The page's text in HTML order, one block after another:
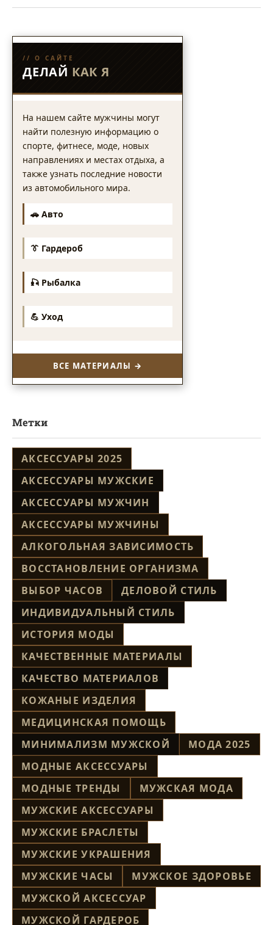
// О САЙТЕ
ДЕЛАЙ КАК Я
На нашем сайте мужчины могут
найти полезную информацию о
спорте, фитнесе, моде, новых
направлениях и местах отдыха, а
также узнать последние новости
из автомобильного мира.
🚗 Авто
👔 Гардероб
🎣 Рыбалка
💪 Уход
ВСЕ МАТЕРИАЛЫ →
Метки
АКСЕССУАРЫ 2025
АКСЕССУАРЫ МУЖСКИЕ
АКСЕССУАРЫ МУЖЧИН
АКСЕССУАРЫ МУЖЧИНЫ
АЛКОГОЛЬНАЯ ЗАВИСИМОСТЬ
ВОССТАНОВЛЕНИЕ ОРГАНИЗМА
ВЫБОР ЧАСОВ
ДЕЛОВОЙ СТИЛЬ
ИНДИВИДУАЛЬНЫЙ СТИЛЬ
ИСТОРИЯ МОДЫ
КАЧЕСТВЕННЫЕ МАТЕРИАЛЫ
КАЧЕСТВО МАТЕРИАЛОВ
КОЖАНЫЕ ИЗДЕЛИЯ
МЕДИЦИНСКАЯ ПОМОЩЬ
МИНИМАЛИЗМ МУЖСКОЙ
МОДА 2025
МОДНЫЕ АКСЕССУАРЫ
МОДНЫЕ ТРЕНДЫ
МУЖСКАЯ МОДА
МУЖСКИЕ АКСЕССУАРЫ
МУЖСКИЕ БРАСЛЕТЫ
МУЖСКИЕ УКРАШЕНИЯ
МУЖСКИЕ ЧАСЫ
МУЖСКОЕ ЗДОРОВЬЕ
МУЖСКОЙ АКСЕССУАР
МУЖСКОЙ ГАРДЕРОБ